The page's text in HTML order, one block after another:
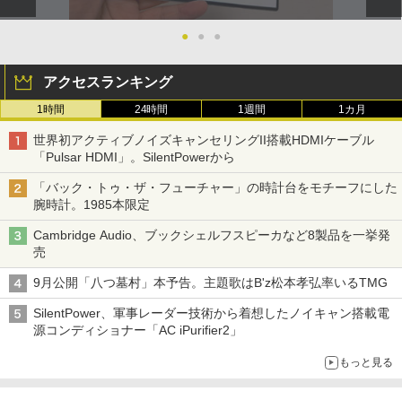
● ● ●
アクセスランキング
1時間 24時間 1週間 1カ月
世界初アクティブノイズキャンセリングII搭載HDMIケーブル
「Pulsar HDMI」。SilentPowerから
「バック・トゥ・ザ・フューチャー」の時計台をモチーフにした
腕時計。1985本限定
Cambridge Audio、ブックシェルフスピーカなど8製品を一挙発
売
9月公開「八つ墓村」本予告。主題歌はB'z松本孝弘率いるTMG
SilentPower、軍事レーダー技術から着想したノイキャン搭載電
源コンディショナー「AC iPurifier2」
もっと見る